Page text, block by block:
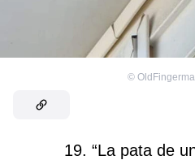
©
19. “La pata de